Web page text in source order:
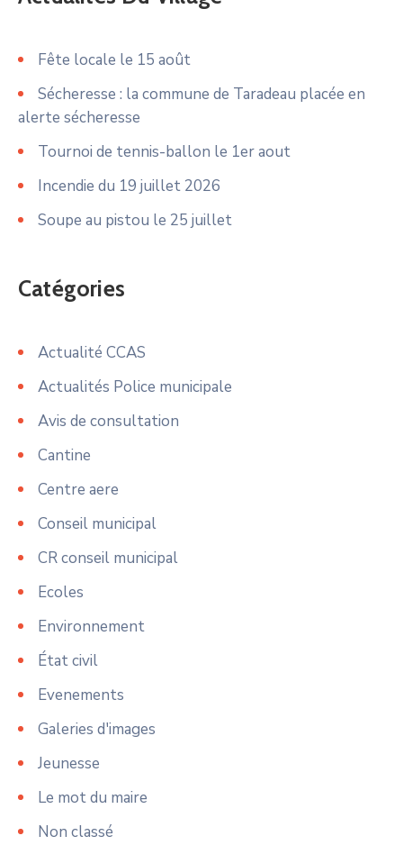
Fête locale le 15 août
Sécheresse : la commune de Taradeau placée en
alerte sécheresse
Tournoi de tennis-ballon le 1er aout
Incendie du 19 juillet 2026
Soupe au pistou le 25 juillet
Catégories
Actualité CCAS
Actualités Police municipale
Avis de consultation
Cantine
Centre aere
Conseil municipal
CR conseil municipal
Ecoles
Environnement
État civil
Evenements
Galeries d'images
Jeunesse
Le mot du maire
Non classé